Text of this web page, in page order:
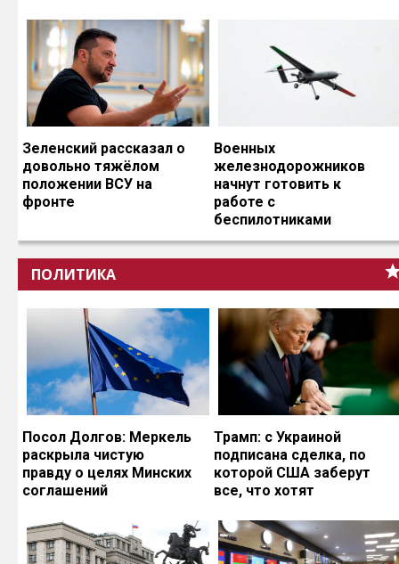
Зеленский рассказал о
довольно тяжёлом
положении ВСУ на
фронте
Военных
железнодорожников
начнут готовить к
работе с
беспилотниками
ПОЛИТИКА
Посол Долгов: Меркель
раскрыла чистую
правду о целях Минских
соглашений
Трамп: с Украиной
подписана сделка, по
которой США заберут
все, что хотят